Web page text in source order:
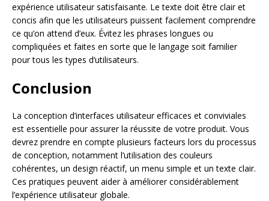
expérience utilisateur satisfaisante. Le texte doit être clair et
concis afin que les utilisateurs puissent facilement comprendre
ce qu’on attend d’eux. Évitez les phrases longues ou
compliquées et faites en sorte que le langage soit familier
pour tous les types d’utilisateurs.
Conclusion
La conception d’interfaces utilisateur efficaces et conviviales
est essentielle pour assurer la réussite de votre produit. Vous
devrez prendre en compte plusieurs facteurs lors du processus
de conception, notamment l’utilisation des couleurs
cohérentes, un design réactif, un menu simple et un texte clair.
Ces pratiques peuvent aider à améliorer considérablement
l’expérience utilisateur globale.